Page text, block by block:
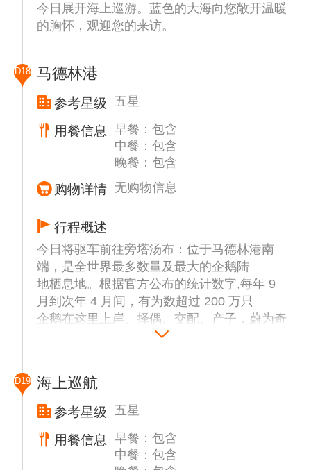
今日展开海上巡游。蓝色的大海向您敞开温暖
的胸怀，观迎您的来访。
D18 马德林港
参考星级 五星
用餐信息
早餐：包含
中餐：包含
晚餐：包含
购物详情 无购物信息
行程概述
今日将驱车前往旁塔汤布：位于马德林港南
端，是全世界最多数量及最大的企鹅陆
地栖息地。根据官方公布的统计数字,每年 9
月到次年 4 月间，有为数超过 200 万只
企鹅在这里上岸、择偶、交配、产子，蔚为奇
D19 海上巡航
参考星级 五星
用餐信息
早餐：包含
中餐：包含